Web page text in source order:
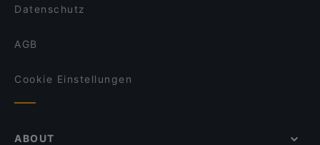
Datenschutz
AGB
Cookie Einstellungen
ABOUT